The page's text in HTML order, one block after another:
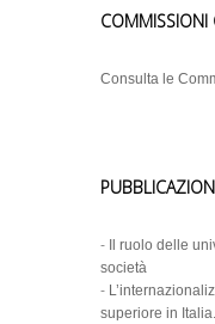
COMMISSIONI
Consulta le
-
Il ruolo delle
società
-
superiore in